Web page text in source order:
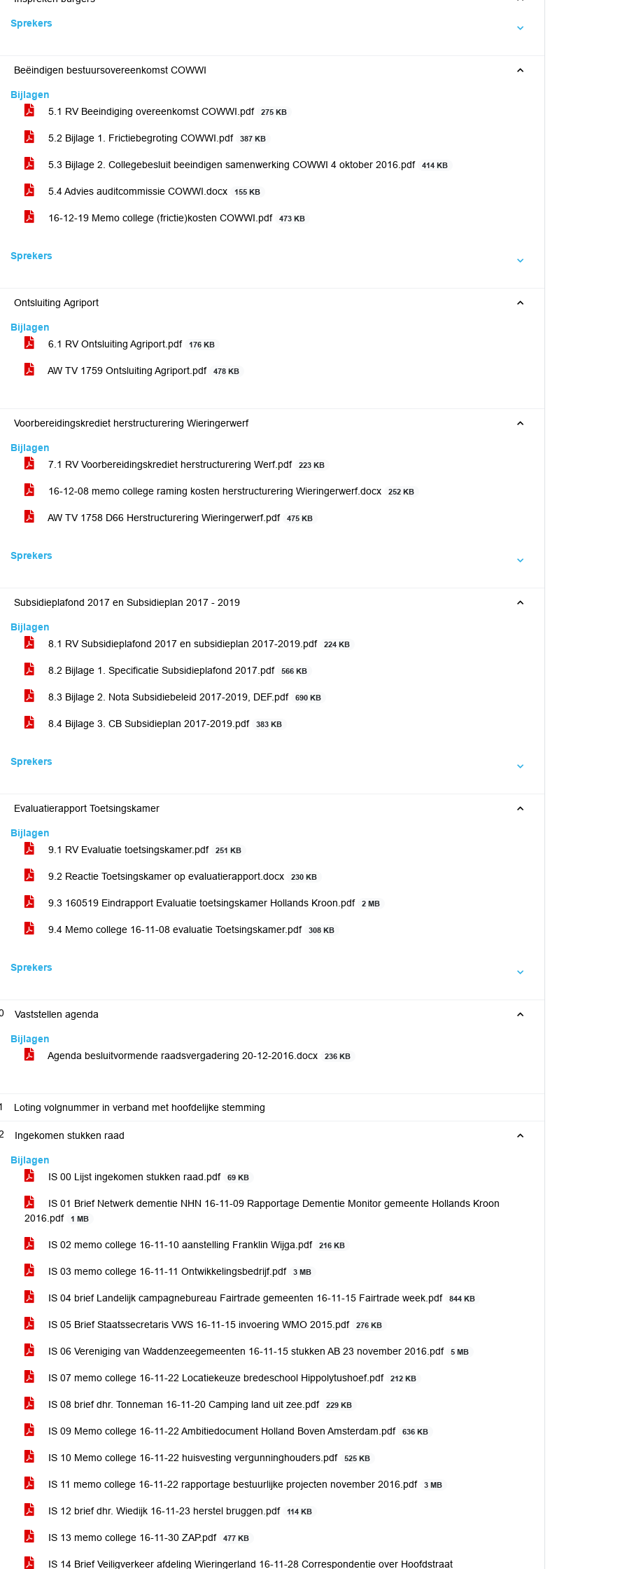
Sprekers
Beëindigen bestuursovereenkomst COWWI
Bijlagen
5.1 RV Beeindiging overeenkomst COWWI.pdf
275 KB
5.2 Bijlage 1. Frictiebegroting COWWI.pdf 387 KB
5.3 Bijlage 2. Collegebesluit beeindigen samenwerking COWWI 4 oktober 2016.pdf 414 KB
5.4 Advies auditcommissie COWWI.docx 155 KB
16-12-19 Memo college (frictie)kosten COWWI.pdf 473 KB
Sprekers
Ontsluiting Agriport
Bijlagen
6.1 RV Ontsluiting Agriport.pdf
176 KB
AW TV 1759 Ontsluiting Agriport.pdf 478 KB
Voorbereidingskrediet herstructurering Wieringerwerf
Bijlagen
7.1 RV Voorbereidingskrediet herstructurering Werf.pdf
223 KB
16-12-08 memo college raming kosten herstructurering Wieringerwerf.docx 252 KB
AW TV 1758 D66 Herstructurering Wieringerwerf.pdf 475 KB
Sprekers
Subsidieplafond 2017 en Subsidieplan 2017 - 2019
Bijlagen
8.1 RV Subsidieplafond 2017 en subsidieplan 2017-2019.pdf
224 KB
8.2 Bijlage 1. Specificatie Subsidieplafond 2017.pdf 566 KB
8.3 Bijlage 2. Nota Subsidiebeleid 2017-2019, DEF.pdf 690 KB
8.4 Bijlage 3. CB Subsidieplan 2017-2019.pdf 383 KB
Sprekers
Evaluatierapport Toetsingskamer
Bijlagen
9.1 RV Evaluatie toetsingskamer.pdf
251 KB
9.2 Reactie Toetsingskamer op evaluatierapport.docx 230 KB
9.3 160519 Eindrapport Evaluatie toetsingskamer Hollands Kroon.pdf 2 MB
9.4 Memo college 16-11-08 evaluatie Toetsingskamer.pdf 308 KB
Sprekers
Vaststellen agenda
Bijlagen
Agenda besluitvormende raadsvergadering 20-12-2016.docx
236 KB
Loting volgnummer in verband met hoofdelijke stemming
Ingekomen stukken raad
Bijlagen
IS 00 Lijst ingekomen stukken raad.pdf
69 KB
IS 01 Brief Netwerk dementie NHN 16-11-09 Rapportage Dementie Monitor gemeente Hollands Kroon
2016.pdf
1 MB
IS 02 memo college 16-11-10 aanstelling Franklin Wijga.pdf 216 KB
IS 03 memo college 16-11-11 Ontwikkelingsbedrijf.pdf 3 MB
IS 04 brief Landelijk campagnebureau Fairtrade gemeenten 16-11-15 Fairtrade week.pdf 844 KB
IS 05 Brief Staatssecretaris VWS 16-11-15 invoering WMO 2015.pdf 276 KB
IS 06 Vereniging van Waddenzeegemeenten 16-11-15 stukken AB 23 november 2016.pdf 5 MB
IS 07 memo college 16-11-22 Locatiekeuze bredeschool Hippolytushoef.pdf 212 KB
IS 08 brief dhr. Tonneman 16-11-20 Camping land uit zee.pdf 229 KB
IS 09 Memo college 16-11-22 Ambitiedocument Holland Boven Amsterdam.pdf 636 KB
IS 10 Memo college 16-11-22 huisvesting vergunninghouders.pdf 525 KB
IS 11 memo college 16-11-22 rapportage bestuurlijke projecten november 2016.pdf 3 MB
IS 12 brief dhr. Wiedijk 16-11-23 herstel bruggen.pdf 114 KB
IS 13 memo college 16-11-30 ZAP.pdf 477 KB
IS 14 Brief Veiligverkeer afdeling Wieringerland 16-11-28 Correspondentie over Hoofdstraat